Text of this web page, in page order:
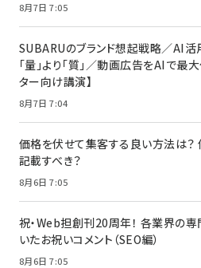
8月7日 7:05
SUBARUのブランド想起戦略／AI活
「量」より「質」／動画広告をAIで最
ター向け講演】
8月7日 7:04
価格を伏せて集客する良い方法は？
記載すべき？
8月6日 7:05
祝・Web担創刊20周年！ 各業界の
いたお祝いコメント（SEO編）
8月6日 7:05